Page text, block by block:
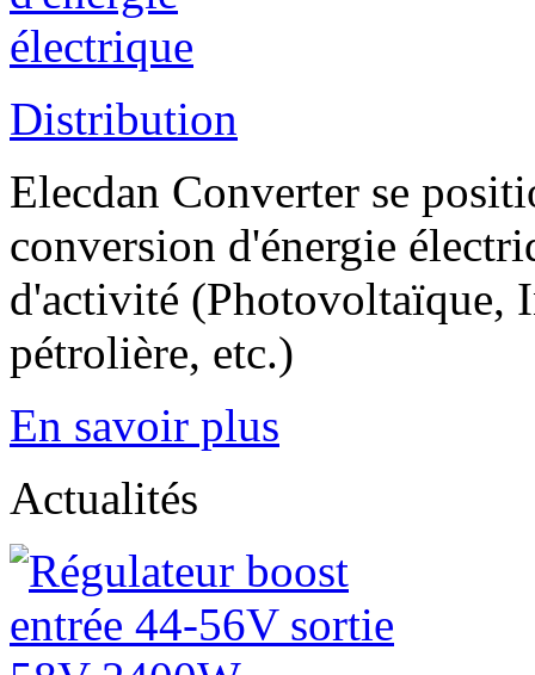
Distribution
Elecdan Converter se
conversion d'énergie
d'activité (Photovoltaïque,
pétrolière, etc.)
En savoir plus
Actualités